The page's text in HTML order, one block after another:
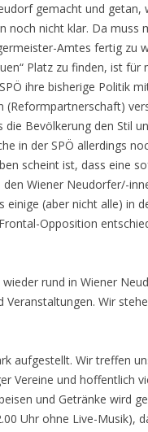
gemacht und getan,
nicht klar. Da muss
Amtes fertig zu
Platz zu finden, ist für
ihre bisherige Politik
(Reformpartnerschaft)
Bevölkerung den Stil
in der SPÖ allerdings
scheint ist, dass eine
Wiener Neudorfer/-
(aber nicht alle) in
Opposition
rund in Wiener
Wir
aufgestellt. Wir treffen
Vereine und hoffentlich
und Getränke wird
Uhr ohne Live-Musik),